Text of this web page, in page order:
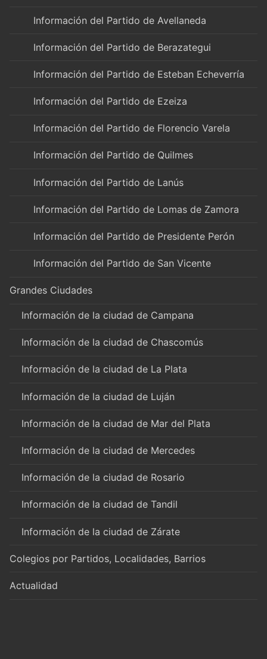
Información del Partido de Avellaneda
Información del Partido de Berazategui
Información del Partido de Esteban Echeverría
Información del Partido de Ezeiza
Información del Partido de Florencio Varela
Información del Partido de Quilmes
Información del Partido de Lanús
Información del Partido de Lomas de Zamora
Información del Partido de Presidente Perón
Información del Partido de San Vicente
Grandes Ciudades
Información de la ciudad de Campana
Información de la ciudad de Chascomús
Información de la ciudad de La Plata
Información de la ciudad de Luján
Información de la ciudad de Mar del Plata
Información de la ciudad de Mercedes
Información de la ciudad de Rosario
Información de la ciudad de Tandil
Información de la ciudad de Zárate
Colegios por Partidos, Localidades, Barrios
Actualidad